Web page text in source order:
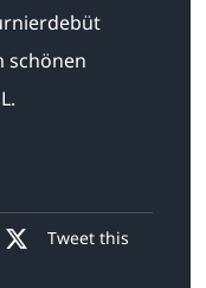
schönen
Tweet this